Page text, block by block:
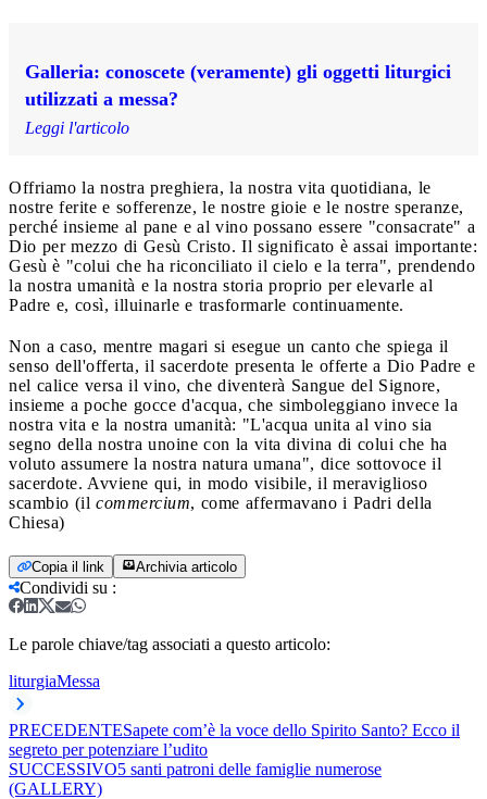
Galleria: conoscete (veramente) gli oggetti liturgici
utilizzati a messa?
Leggi l'articolo
Offriamo la nostra preghiera, la nostra vita quotidiana, le
nostre ferite e sofferenze, le nostre gioie e le nostre speranze,
perché insieme al pane e al vino possano essere "consacrate" a
Dio per mezzo di Gesù Cristo. Il significato è assai importante:
Gesù è "colui che ha riconciliato il cielo e la terra", prendendo
la nostra umanità e la nostra storia proprio per elevarle al
Padre e, così, illuinarle e trasformarle continuamente.
Non a caso, mentre magari si esegue un canto che spiega il
senso dell'offerta, il sacerdote presenta le offerte a Dio Padre e
nel calice versa il vino, che diventerà Sangue del Signore,
insieme a poche gocce d'acqua, che simboleggiano invece la
nostra vita e la nostra umanità: "L'acqua unita al vino sia
segno della nostra unoine con la vita divina di colui che ha
voluto assumere la nostra natura umana", dice sottovoce il
sacerdote. Avviene qui, in modo visibile, il meraviglioso
scambio (il commercium, come affermavano i Padri della
Chiesa)
Copia il link Archivia articolo
Condividi su :
Le parole chiave/tag associati a questo articolo:
liturgiaMessa
PRECEDENTESapete com’è la voce dello Spirito Santo? Ecco il
segreto per potenziare l’udito
SUCCESSIVO5 santi patroni delle famiglie numerose
(GALLERY)